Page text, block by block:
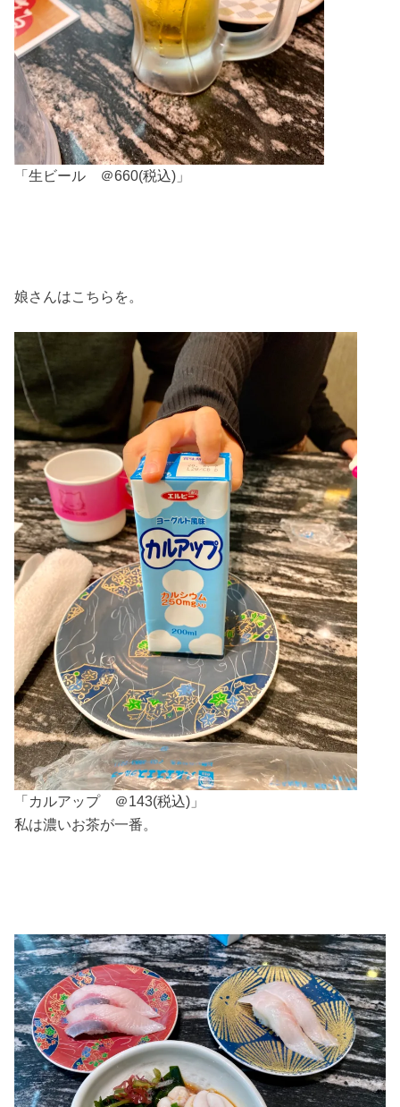
「生ビール ＠660(税込)」
娘さんはこちらを。
「カルアップ ＠143(税込)」
私は濃いお茶が一番。